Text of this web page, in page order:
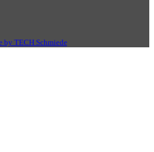
by TECH Schmiede